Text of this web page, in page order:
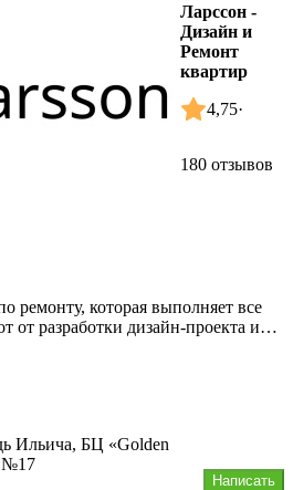
Ларссон -
Дизайн и
Ремонт
квартир
4,75·
180 отзывов
от разработки дизайн-проекта и
Написать
Ильича, БЦ «Golden
№17